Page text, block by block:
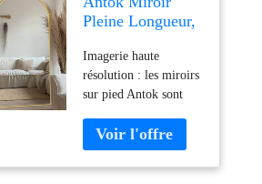
Pleine Longueur,
Grand Miroir sur
Pied Bombé,
Miroir Mural
avec Cadre en
Alliage en
Aluminium et
Verre Incassable,
Imagerie haute
résolution : les miroirs
sur pied Antok sont
verre spécial qui offre
une grande clarté et
d'excellentes propriétés